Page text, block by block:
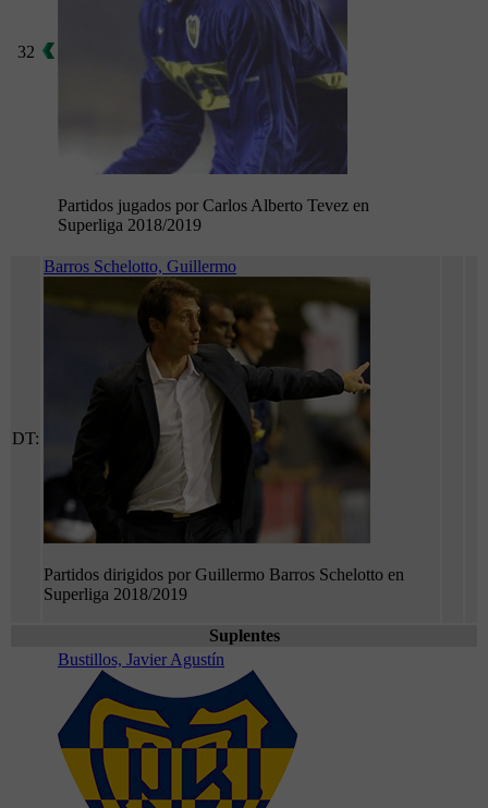
32
Partidos jugados por Carlos Alberto Tevez en
Superliga 2018/2019
DT:
Barros Schelotto, Guillermo
Partidos dirigidos por Guillermo Barros Schelotto en
Superliga 2018/2019
Suplentes
Bustillos, Javier Agustín